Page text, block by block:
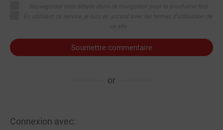
Soumettre commentaire
or
Connexion avec: